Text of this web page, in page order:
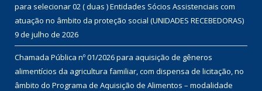
para selecionar 02 ( duas ) Entidades Sócios Assistenciais com
atuação no âmbito da proteção social (UNIDADES RECEBEDORAS)
9 de julho de 2026
Chamada Pública nº 01/2026 para aquisição de gêneros
alimentícios da agricultura familiar, com dispensa de licitação, no
âmbito do Programa de Aquisição de Alimentos – modalidade